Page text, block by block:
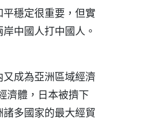
穩定很重要，但實
中國人打中國人。
又成為亞洲區域經濟
濟體，日本被擠下
多國家的最大經貿